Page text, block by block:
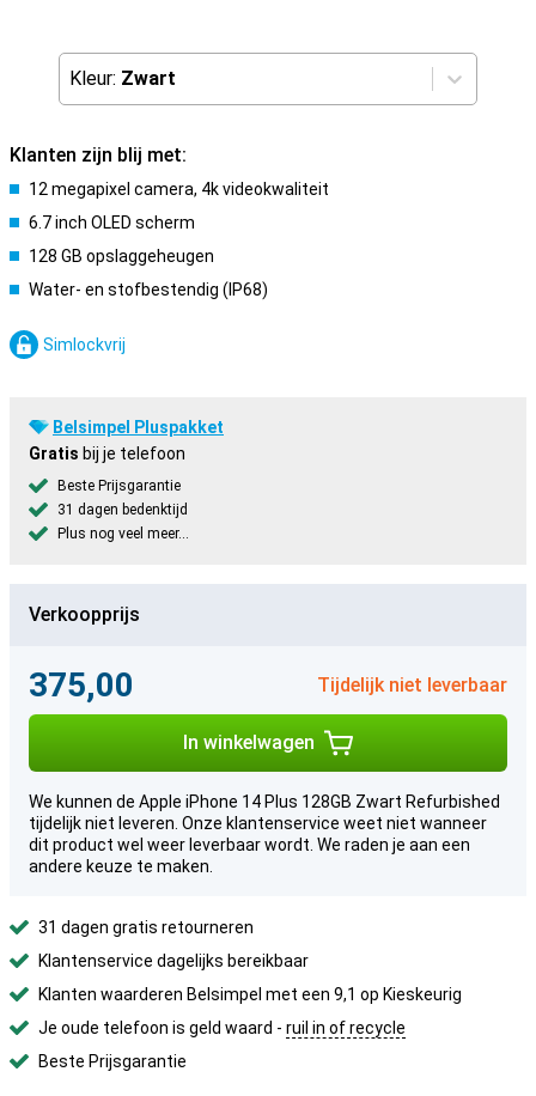
Kleur: Zwart
Klanten zijn blij met:
12 megapixel camera, 4k videokwaliteit
6.7 inch OLED scherm
128 GB opslaggeheugen
Water- en stofbestendig (IP68)
Simlockvrij
Belsimpel Pluspakket
Gratis bij je telefoon
Beste Prijsgarantie
31 dagen bedenktijd
Plus nog veel meer...
Verkoopprijs
375,00 Tijdelijk niet leverbaar
In winkelwagen
We kunnen de Apple iPhone 14 Plus 128GB Zwart Refurbished
tijdelijk niet leveren. Onze klantenservice weet niet wanneer
dit product wel weer leverbaar wordt. We raden je aan een
andere keuze te maken.
31 dagen gratis retourneren
Klantenservice dagelijks bereikbaar
Klanten waarderen Belsimpel met een 9,1 op Kieskeurig
Je oude telefoon is geld waard - ruil in of recycle
Beste Prijsgarantie